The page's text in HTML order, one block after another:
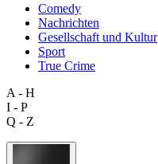
Comedy
Nachrichten
Gesellschaft und Kultur
Sport
True Crime
A - H
I - P
Q - Z